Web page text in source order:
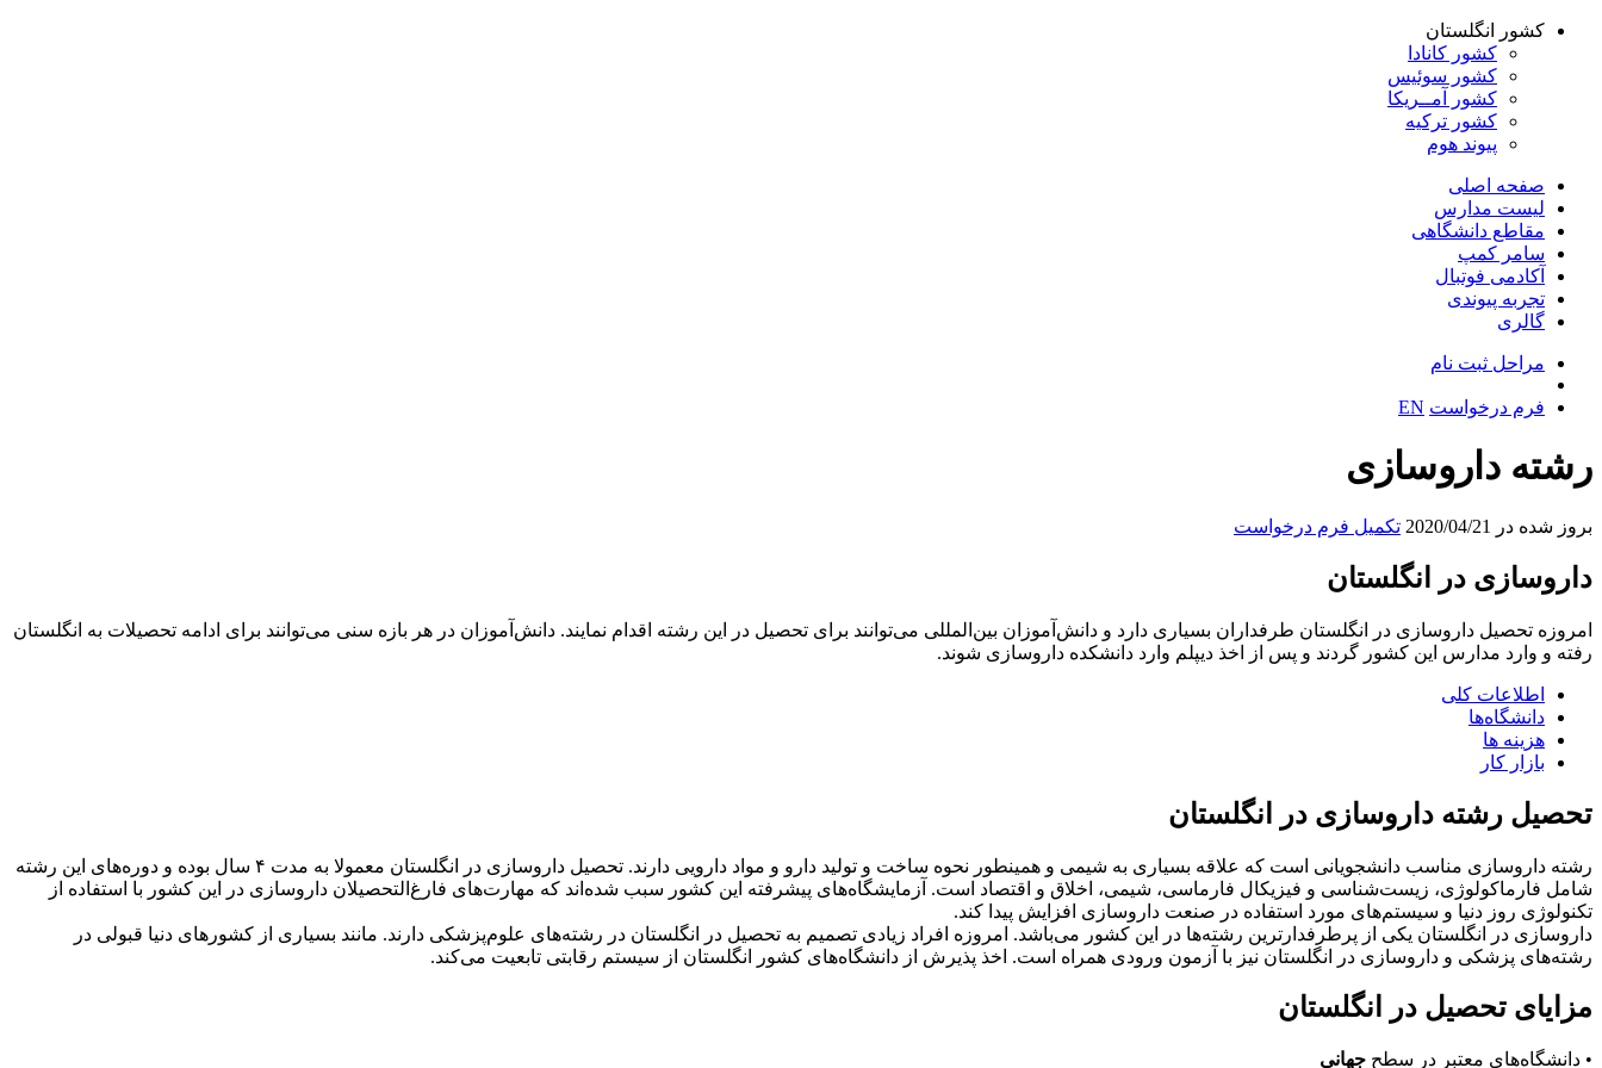
کشور انگلستان
کشور کانادا
کشور سوئیس
کشور آمــریکا
کشور ترکیه
پیوند هوم
صفحه اصلی
لیست مدارس
مقاطع دانشگاهی
سامر کمپ
آکادمی فوتبال
تجربه پیوندی
گالری
مراحل ثبت نام
فرم درخواست EN
رشته داروسازی
بروز شده در 2020/04/21 تکمیل فرم درخواست
داروسازی در انگلستان
امروزه تحصیل داروسازی در انگلستان طرفداران بسیاری دارد و دانش‌آموزان بین‌المللی می‌توانند برای تحصیل در این رشته اقدام نمایند. دانش‌آموزان در هر بازه سنی می‌توانند برای ادامه تحصیلات به انگلستان
رفته و وارد مدارس این کشور گردند و پس از اخذ دیپلم وارد دانشکده داروسازی شوند.
اطلاعات کلی
دانشگاه‌ها
هزینه ‌ها
بازار کار
تحصیل رشته داروسازی در انگلستان
رشته داروسازی مناسب دانشجویانی است که علاقه بسیاری به شیمی ‌و همینطور نحوه ساخت و تولید دارو و مواد دارویی دارند. تحصیل داروسازی در انگلستان معمولا به مدت ۴ سال بوده و دوره‌های این رشته
شامل فارماکولوژی، زیست‌شناسی و فیزیکال فارماسی، شیمی، اخلاق و اقتصاد است. آزمایشگاه‌های پیشرفته این کشور سبب شده‌اند که مهارت‌های فارغ‌التحصیلان داروسازی در این کشور با استفاده از
تکنولوژی روز دنیا و سیستم‌های مورد استفاده در صنعت داروسازی افزایش پیدا کند.
داروسازی در انگلستان یکی از پرطرفدار‌ترین رشته‌ها در این کشور می‌باشد. امروزه افراد زیادی تصمیم به تحصیل در انگلستان در رشته‌های علوم‌پزشکی دارند. مانند بسیاری از کشورهای دنیا قبولی در
رشته‌های پزشکی و داروسازی در انگلستان نیز با آزمون ورودی همراه است. اخذ پذیرش از دانشگاه‌های کشور انگلستان از سیستم رقابتی تابعیت می‌کند.
مزایای تحصیل‌ در انگلستان
• دانشگاه‌های معتبر در سطح جهانی